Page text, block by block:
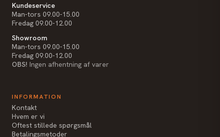
Kundeservice
Man-tors 09.00-15.00
Fredag 09.00-12.00
Showroom
Man-tors 09.00-15.00
Fredag 09.00-12.00
OBS! Ingen afhentning af varer
INFORMATION
Kontakt
Hvem er vi
Oftest stillede spørgsmål
Betalingsmetoder